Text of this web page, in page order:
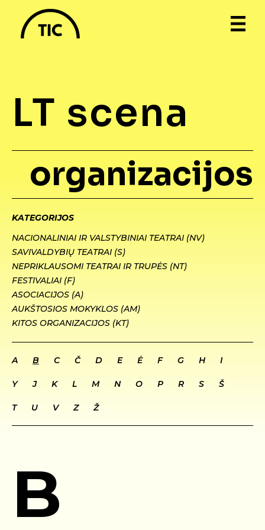
LT scena
organizacijos
KATEGORIJOS
NACIONALINIAI IR VALSTYBINIAI TEATRAI (NV)
SAVIVALDYBIŲ TEATRAI (S)
NEPRIKLAUSOMI TEATRAI IR TRUPĖS (NT)
FESTIVALIAI (F)
ASOCIACIJOS (A)
AUKŠTOSIOS MOKYKLOS (AM)
KITOS ORGANIZACIJOS (KT)
A B C Č D E Ė F G H I
Y J K L M N O P R S Š
T U V Z Ž
B